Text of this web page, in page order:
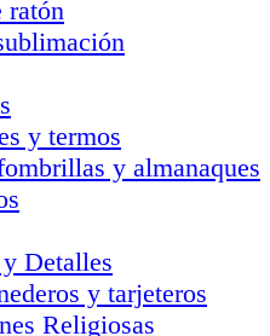
ratón
y termos
y almanaques
Detalles
y tarjeteros
Religiosas